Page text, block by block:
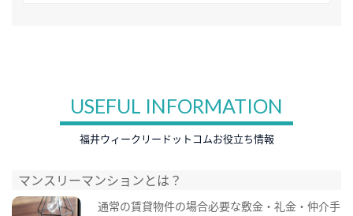
USEFUL INFORMATION
福井ウィークリードットコムお役立ち情報
マンスリーマンションとは？
通常の賃貸物件の場合必要な敷金・礼金・仲介手